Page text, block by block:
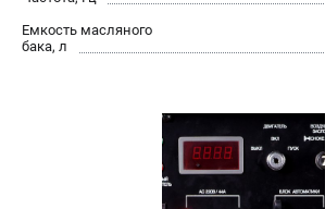
Емкость масляного
бака, л